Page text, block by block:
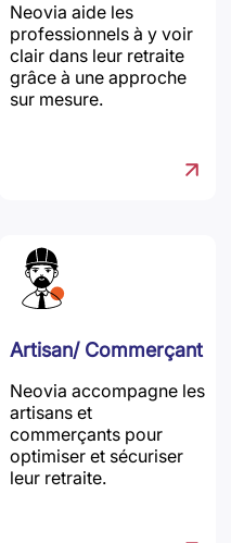
Neovia aide les
professionnels à y voir
clair dans leur retraite
grâce à une approche
sur mesure.
Artisan/ Commerçant
Neovia accompagne les
artisans et
commerçants pour
optimiser et sécuriser
leur retraite.